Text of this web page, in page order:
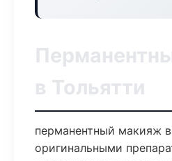
в Тольятти
перманентный макияж в
оригинальными